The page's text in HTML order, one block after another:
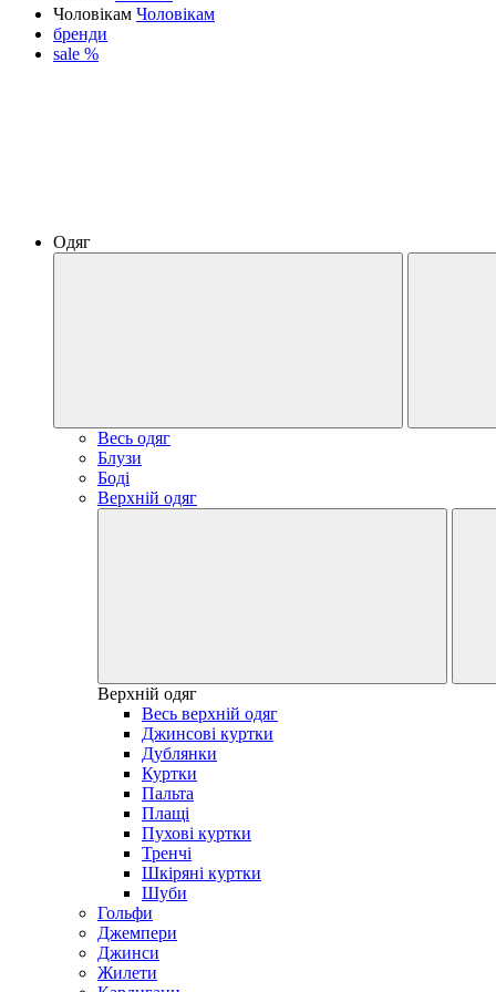
Чоловікам Чоловікам
бренди
sale %
Одяг
Весь одяг
Блузи
Боді
Верхній одяг
Верхній одяг
Весь верхній одяг
Джинсові куртки
Дублянки
Куртки
Пальта
Плащі
Пухові куртки
Тренчі
Шкіряні куртки
Шуби
Гольфи
Джемпери
Джинси
Жилети